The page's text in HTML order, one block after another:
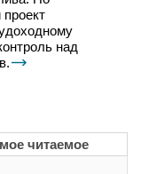
над
читаемое